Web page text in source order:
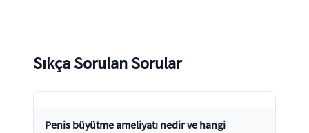
Sıkça Sorulan Sorular
Penis büyütme ameliyatı nedir ve hangi